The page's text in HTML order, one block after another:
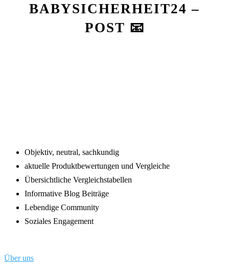
BABYSICHERHEIT24 –
POST 📧
Objektiv, neutral, sachkundig
aktuelle Produktbewertungen und Vergleiche
Übersichtliche Vergleichstabellen
Informative Blog Beiträge
Lebendige Community
Soziales Engagement
Über uns